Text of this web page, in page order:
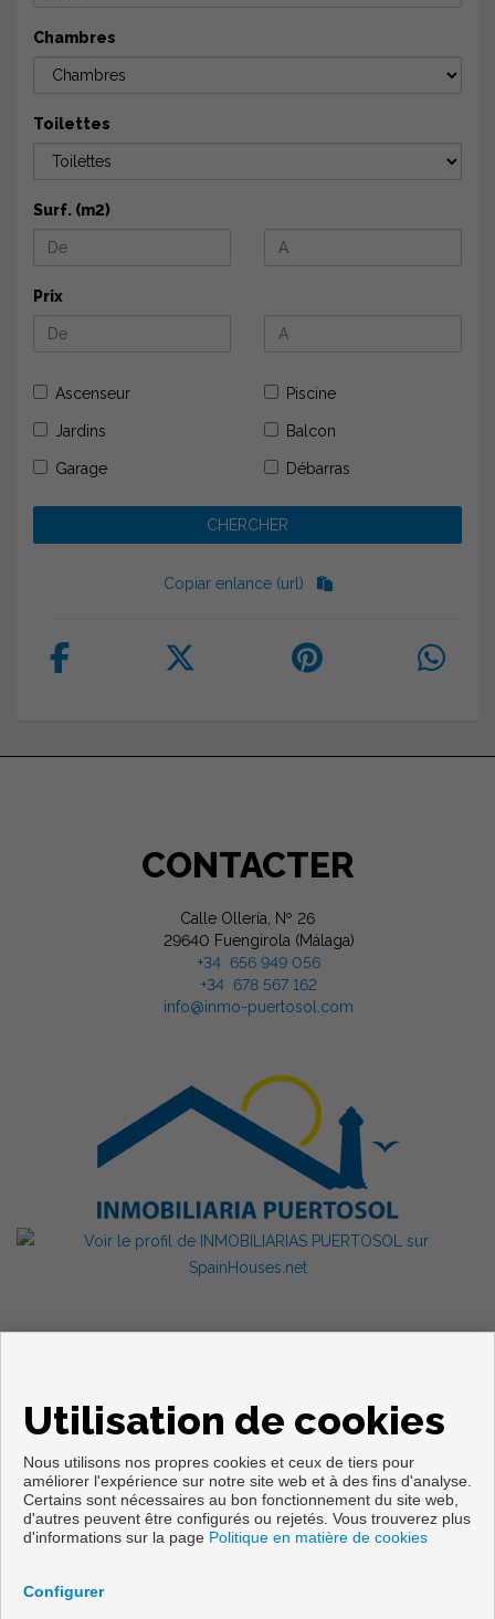
Chambres
Toilettes
Surf. (m2)
Prix
Ascenseur Piscine
Jardins Balcon
Garage Débarras
Copiar enlance (url)
CONTACTER
Calle Ollería, Nº 26
29640 Fuengirola (Málaga)
+34 656 949 056
+34 678 567 162
info@inmo-puertosol.com
Copyright © 2026. Tous droits réservés.
Avis Légal|politique de protection des données| Cookies policy
Utilisation de cookies
Nous utilisons nos propres cookies et ceux de tiers pour
améliorer l'expérience sur notre site web et à des fins d'analyse.
Certains sont nécessaires au bon fonctionnement du site web,
d'autres peuvent être configurés ou rejetés. Vous trouverez plus
d'informations sur la page Politique en matière de cookies
Configurer